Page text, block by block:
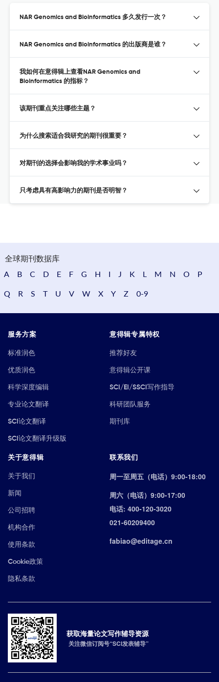
NAR Genomics and Bioinformatics 多久发行一次？
NAR Genomics and Bioinformatics 的出版商是谁？
我如何在意得辑上查看NAR Genomics and
Bioinformatics 的指标？
该期刊重点关注哪些主题？
为什么搜索适合我研究的期刊很重要？
对期刊的选择会影响我的学术事业吗？
只考虑具有高影响力的期刊是否明智？
全球期刊数据库
A
B C D E F G H I J K L M N O P
Q R S T U V W X Y Z 0-9